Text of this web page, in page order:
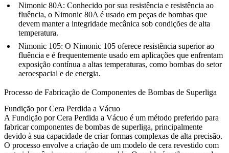
Nimonic 80A: Conhecido por sua resistência e resistência ao
fluência, o Nimonic 80A é usado em peças de bombas que
devem manter a integridade mecânica sob condições de alta
temperatura.
Nimonic 105: O Nimonic 105 oferece resistência superior ao
fluência e é frequentemente usado em aplicações que enfrentam
exposição contínua a altas temperaturas, como bombas do setor
aeroespacial e de energia.
Processo de Fabricação de Componentes de Bombas de Superliga
Fundição por Cera Perdida a Vácuo
A Fundição por Cera Perdida a Vácuo é um método preferido para
fabricar componentes de bombas de superliga, principalmente
devido à sua capacidade de criar formas complexas de alta precisão.
O processo envolve a criação de um modelo de cera revestido com